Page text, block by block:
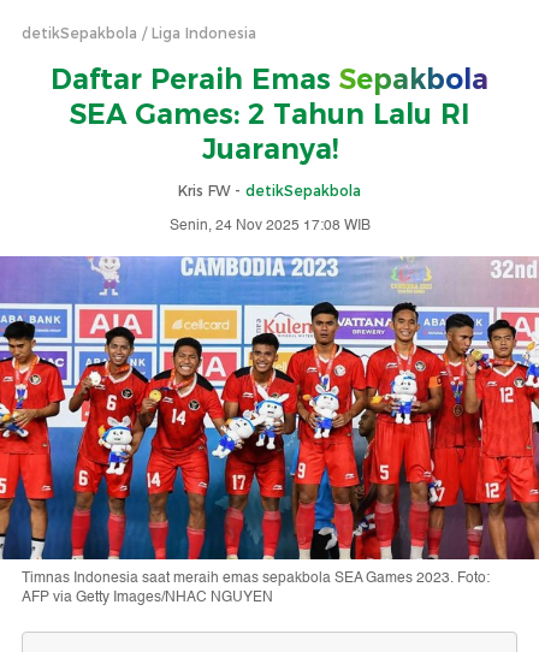
detikSepakbola Liga Indonesia
Daftar Peraih Emas Sepakbola
SEA Games: 2 Tahun Lalu RI
Juaranya!
Kris FW - detikSepakbola
Senin, 24 Nov 2025 17:08 WIB
Timnas Indonesia saat meraih emas sepakbola SEA Games 2023. Foto:
AFP via Getty Images/NHAC NGUYEN